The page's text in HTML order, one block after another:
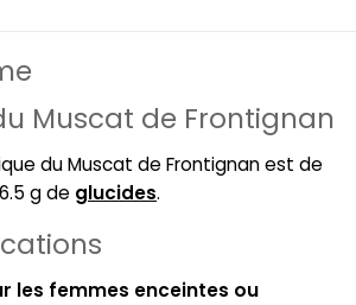
Muscat de Frontignan
du Muscat de Frontignan est de
g de glucides.
les femmes enceintes ou